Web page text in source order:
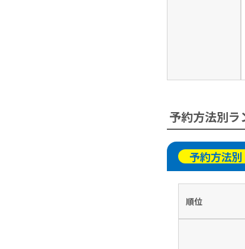
予約方法別ラ
予約方法別
順位